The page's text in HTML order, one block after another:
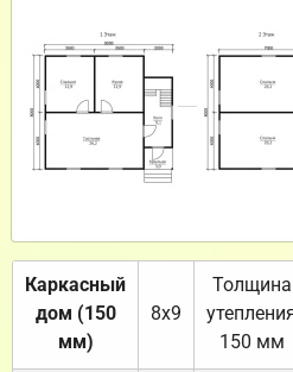
Каркасный
дом (150
мм)
8х9
Толщина
150 мм